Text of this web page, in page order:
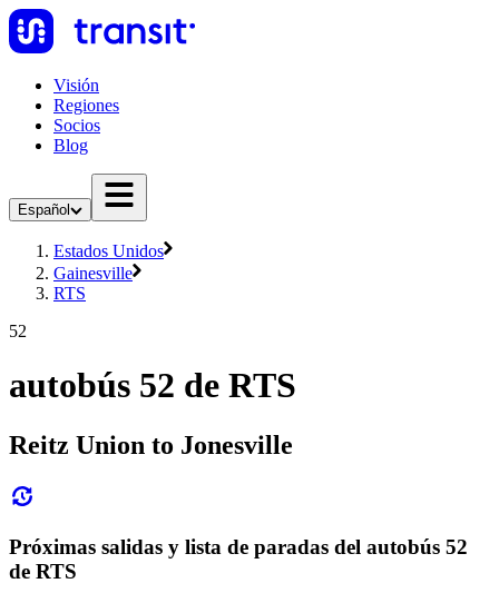
Visión
Regiones
Socios
Blog
Español
Estados Unidos
Gainesville
RTS
52
autobús 52 de RTS
Reitz Union to Jonesville
Próximas salidas y lista de paradas del autobús 52
de RTS